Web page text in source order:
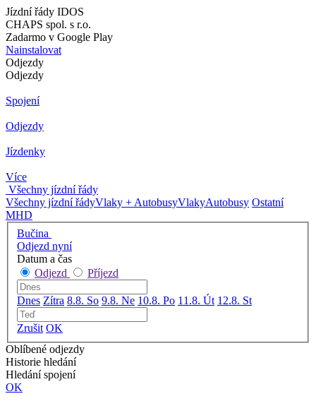
Jízdní řády IDOS
CHAPS spol. s r.o.
Zadarmo v Google Play
Nainstalovat
Odjezdy
Odjezdy
Spojení
Odjezdy
Jízdenky
Více
Všechny jízdní řády
Všechny jízdní řádyVlaky + AutobusyVlakyAutobusy Ostatní
MHD
Bučina
Odjezd nyní
Datum a čas
Odjezd
Příjezd
Dnes Zítra 8.8. So 9.8. Ne 10.8. Po 11.8. Út 12.8. St
Zrušit OK
Oblíbené odjezdy
Historie hledání
Hledání spojení
OK